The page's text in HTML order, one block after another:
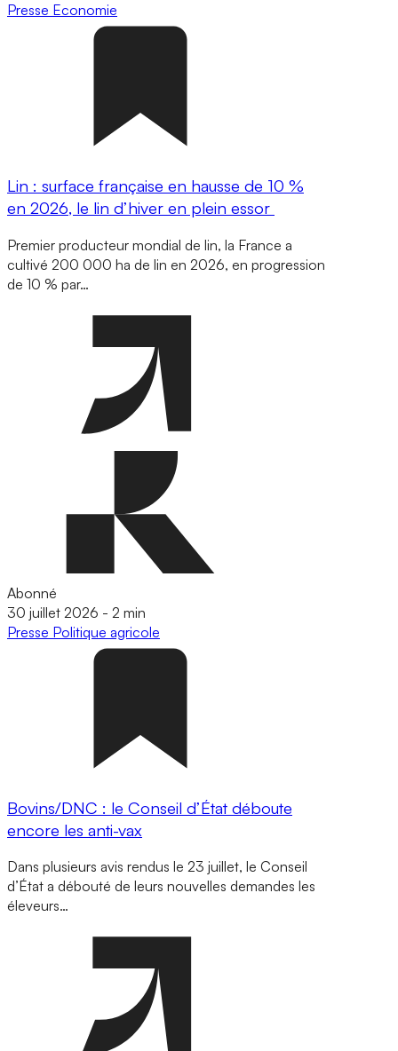
Presse Economie
Lin : surface française en hausse de 10 %
en 2026, le lin d’hiver en plein essor
Premier producteur mondial de lin, la France a
cultivé 200 000 ha de lin en 2026, en progression
de 10 % par…
Abonné
30 juillet 2026 - 2 min
Presse Politique agricole
Bovins/DNC : le Conseil d’État déboute
encore les anti-vax
Dans plusieurs avis rendus le 23 juillet, le Conseil
d’État a débouté de leurs nouvelles demandes les
éleveurs…